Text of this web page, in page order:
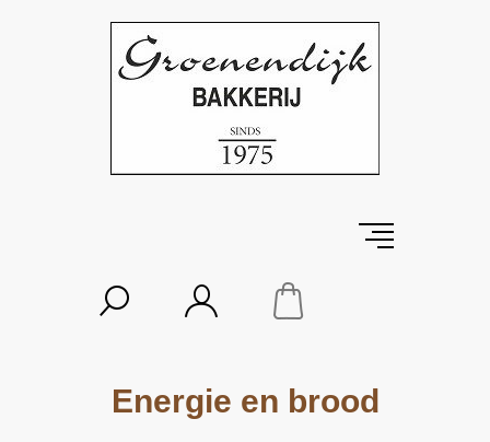
Energie en brood